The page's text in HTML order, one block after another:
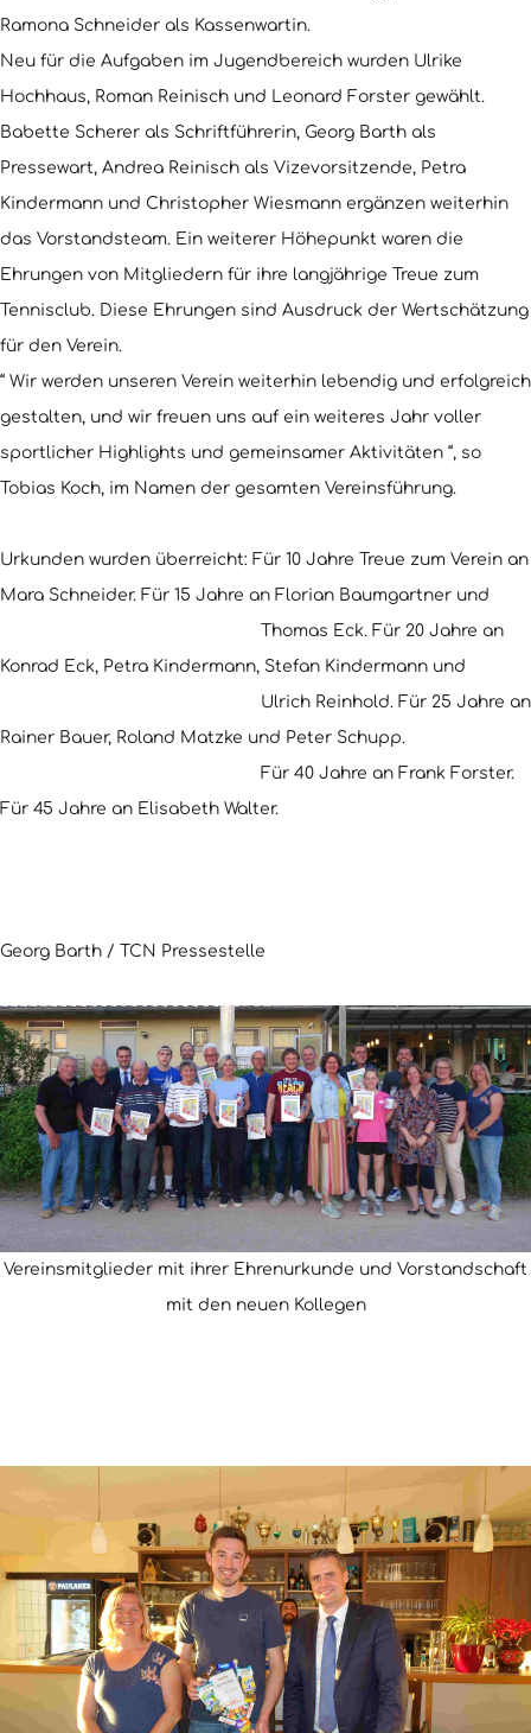
Ramona Schneider als Kassenwartin.
Neu für die Aufgaben im Jugendbereich wurden Ulrike
Hochhaus, Roman Reinisch und Leonard Forster gewählt.
Babette Scherer als Schriftführerin, Georg Barth als
Pressewart, Andrea Reinisch als Vizevorsitzende, Petra
Kindermann und Christopher Wiesmann ergänzen weiterhin
das Vorstandsteam. Ein weiterer Höhepunkt waren die
Ehrungen von Mitgliedern für ihre langjährige Treue zum
Tennisclub. Diese Ehrungen sind Ausdruck der Wertschätzung
für den Verein.
“ Wir werden unseren Verein weiterhin lebendig und erfolgreich
gestalten, und wir freuen uns auf ein weiteres Jahr voller
sportlicher Highlights und gemeinsamer Aktivitäten “, so
Tobias Koch, im Namen der gesamten Vereinsführung.
Urkunden wurden überreicht: Für 10 Jahre Treue zum Verein an
Mara Schneider. Für 15 Jahre an Florian Baumgartner und
Thomas Eck. Für 20 Jahre an
Konrad Eck, Petra Kindermann, Stefan Kindermann und
Ulrich Reinhold. Für 25 Jahre an
Rainer Bauer, Roland Matzke und Peter Schupp.
Für 40 Jahre an Frank Forster.
Für 45 Jahre an Elisabeth Walter.
Georg Barth / TCN Pressestelle
Vereinsmitglieder mit ihrer Ehrenurkunde und Vorstandschaft
mit den neuen Kollegen